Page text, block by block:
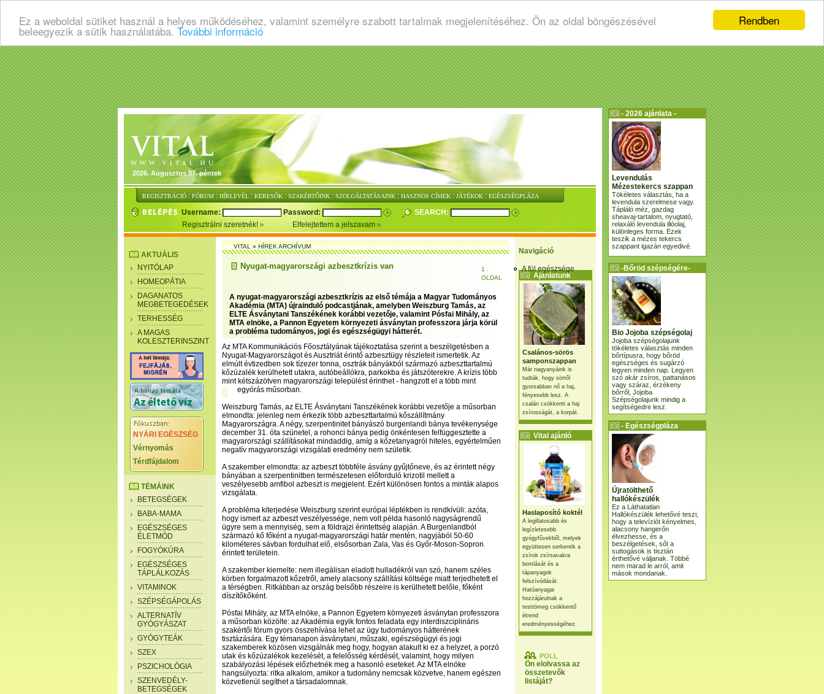
Rendben
Ez a weboldal sütiket használ a helyes működéséhez, valamint személyre szabott tartalmak megjelenítéséhez. Ön az oldal böngészésével
beleegyezik a sütik használatába. További információ
2026. Augusztus 07. péntek
REGISZTRÁCIÓ : FÓRUM : HÍRLEVÉL : KERESŐK : SZAKÉRTŐINK : SZOLGÁLTATÁSAINK : HASZNOS CÍMEK : JÁTÉKOK : EGÉSZSÉGPLÁZA
Username: Password:
SEARCH:
Regisztrálni szeretnék!
Elfelejtettem a jelszavam
Navigáció
A fül egészsége
Ajánlatunk
Csalános-sörös
samponszappan
Már nagyanyáink is
tudták, hogy sörtől
gyorsabban nő a haj,
fényesebb lesz. A
csalán csökkenti a haj
zsírosságát, a korpát.
Vital ajánló
Haslaposító koktél
A legillatosabb és
legízletesebb
gyógyfűvekből, melyek
együttesen serkentik a
zsírok zsírsavakra
bomlását és a
tápanyagok
felszívódását.
Hatóanyagai
hozzájárulnak a
testtömeg csökkentő
étrend
eredményességéhez.
POLL
Ön elolvassa az
összetevők
listáját?
AKTUÁLIS
NYITÓLAP
HOMEOPÁTIA
DAGANATOS
MEGBETEGEDÉSEK
TERHESSÉG
A MAGAS
KOLESZTERINSZINT
NYÁRI EGÉSZSÉG
Vérnyomás
Térdfájdalom
TÉMÁINK
BETEGSÉGEK
BABA-MAMA
EGÉSZSÉGES
ÉLETMÓD
FOGYÓKÚRA
EGÉSZSÉGES
TÁPLÁLKOZÁS
VITAMINOK
SZÉPSÉGÁPOLÁS
ALTERNATÍV
GYÓGYÁSZAT
GYÓGYTEÁK
SZEX
PSZICHOLÓGIA
SZENVEDÉLY-
BETEGSÉGEK
VITAL»HÍREK ARCHÍVUM
Nyugat-magyarországi azbesztkrízis van
1 .
OLDAL
A nyugat-magyarországi azbesztkrízis az első témája a Magyar Tudományos
Akadémia (MTA) újrainduló podcastjának, amelyben Weiszburg Tamás, az
ELTE Ásványtani Tanszékének korábbi vezetője, valamint Pósfai Mihály, az
MTA elnöke, a Pannon Egyetem környezeti ásványtan professzora járja körül
a probléma tudományos, jogi és egészségügyi hátterét.
Az MTA Kommunikációs Főosztályának tájékoztatása szerint a beszélgetésben a
Nyugat-Magyarországot és Ausztriát érintő azbesztügy részleteit ismertetik. Az
elmúlt évtizedben sok tízezer tonna, osztrák bányákból származó azbeszttartalmú
kőzúzalék kerülhetett utakra, autóbeállókra, parkokba és játszóterekre. A krízis több
mint kétszázötven magyarországi települést érinthet - hangzott el a több mint
egyórás műsorban.
Weiszburg Tamás, az ELTE Ásványtani Tanszékének korábbi vezetője a műsorban
elmondta: jelenleg nem érkezik több azbeszttartalmú kőszállítmány
Magyarországra. A négy, szerpentinitet bányászó burgenlandi bánya tevékenysége
december 31. óta szünetel, a rohonci bánya pedig önkéntesen felfüggesztette a
magyarországi szállításokat mindaddig, amíg a kőzetanyagról hiteles, egyértelműen
negatív magyarországi vizsgálati eredmény nem születik.
A szakember elmondta: az azbeszt többféle ásvány gyűjtőneve, és az érintett négy
bányában a szerpentinitben természetesen előforduló krizotil mellett a
veszélyesebb amfibol azbeszt is megjelent. Ezért különösen fontos a minták alapos
vizsgálata.
A probléma kiterjedése Weiszburg szerint európai léptékben is rendkívüli: azóta,
hogy ismert az azbeszt veszélyessége, nem volt példa hasonló nagyságrendű
ügyre sem a mennyiség, sem a földrajzi érintettség alapján. A Burgenlandból
származó kő főként a nyugat-magyarországi határ mentén, nagyjából 50-60
kilométeres sávban fordulhat elő, elsősorban Zala, Vas és Győr-Moson-Sopron
érintett területein.
A szakember kiemelte: nem illegálisan eladott hulladékról van szó, hanem széles
körben forgalmazott kőzetről, amely alacsony szállítási költsége miatt terjedhetett el
a térségben. Ritkábban az ország belsőbb részeire is kerülhetett belőle, főként
díszítőkőként.
Pósfai Mihály, az MTA elnöke, a Pannon Egyetem környezeti ásványtan professzora
a műsorban közölte: az Akadémia egyik fontos feladata egy interdiszciplináris
szakértői fórum gyors összehívása lehet az ügy tudományos hátterének
tisztázására. Egy témanapon ásványtani, műszaki, egészségügyi és jogi
szakemberek közösen vizsgálnák meg hogy, hogyan alakult ki ez a helyzet, a porzó
utak és kőzúzalékok kezelését, a felelősség kérdését, valamint, hogy milyen
szabályozási lépések előzhetnék meg a hasonló eseteket. Az MTA elnöke
hangsúlyozta: ritka alkalom, amikor a tudomány nemcsak közvetve, hanem egészen
közvetlenül segíthet a társadalomnak.
- 2026 ajánlata -
Levendulás
Mézestekercs szappan
Tökéletes választás, ha a
levendula szerelmese vagy.
Tápláló méz, gazdag
sheavaj-tartalom, nyugtató,
relaxáló levendula illóolaj,
különleges forma. Ezek
teszik a mézes tekercs
szappant igazán egyedivé.
-Bőröd szépségére-
Bio Jojoba szépségolaj
Jojoba szépségolajunk
tökéletes választás minden
bőrtípusra, hogy bőröd
egészséges és sugárzó
legyen minden nap. Legyen
szó akár zsíros, pattanásos
vagy száraz, érzékeny
bőrről, Jojoba
Szépségolajunk mindig a
segítségedre lesz.
- Egészségpláza
ajánlatunk -
Újratölthető
hallókészülék
Ez a Láthatatlan
Hallókészülék lehetővé teszi,
hogy a televíziót kényelmes,
alacsony hangerőn
élvezhesse, és a
beszélgetések, sőt a
suttogások is tisztán
érthetővé váljanak. Többé
nem marad le arról, amit
mások mondanak.